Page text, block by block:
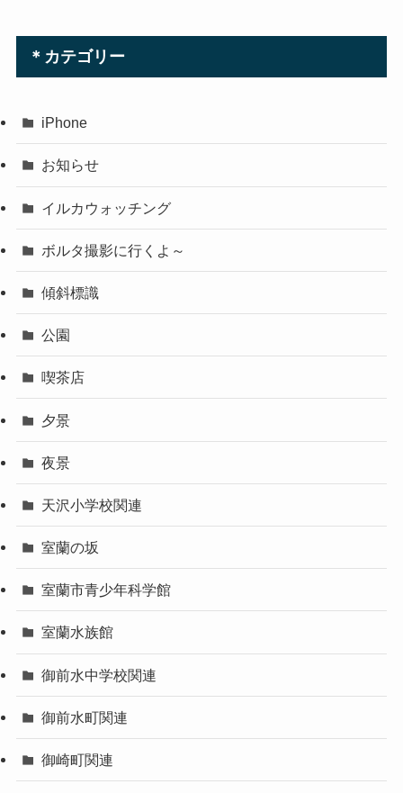
＊カテゴリー
iPhone
お知らせ
イルカウォッチング
ボルタ撮影に行くよ～
傾斜標識
公園
喫茶店
夕景
夜景
天沢小学校関連
室蘭の坂
室蘭市青少年科学館
室蘭水族館
御前水中学校関連
御前水町関連
御崎町関連